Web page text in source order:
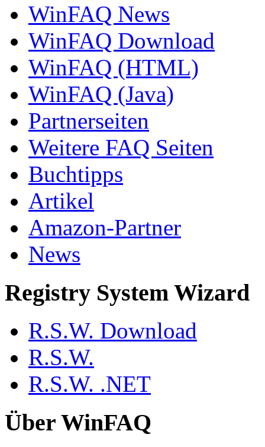
WinFAQ News
WinFAQ Download
WinFAQ (HTML)
WinFAQ (Java)
Partnerseiten
Weitere FAQ Seiten
Buchtipps
Artikel
Amazon-Partner
News
Registry System Wizard
R.S.W. Download
R.S.W.
R.S.W. .NET
Über WinFAQ